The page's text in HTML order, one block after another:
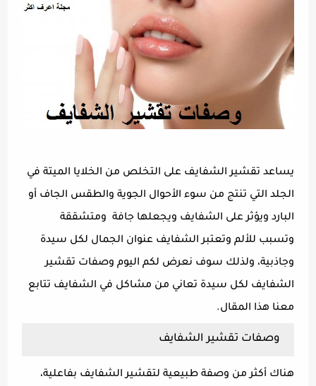
يساعد تقشير الشفايف على التخلص من الخلايا الميتة في
الجلد التي تنتج من سوء الأحوال الجوية والطقس الجاف أو
البارد ويؤثر على الشفايف ويجعلها جافة ومتشققة
وتسبب للألم وتعتبر الشفايف عنوان الجمال لكل سيدة
وجاذبية، ولذلك سوف نعرض لكم اليوم وصفات تقشير
الشفايف لكل سيدة تعاني من مشاكل في الشفايف تتابع
معنا هذا المقال.
وصفات تقشير الشفايف
هناك أكثر من وصفة طبيعية لتقشير الشفايف بفاعلية،